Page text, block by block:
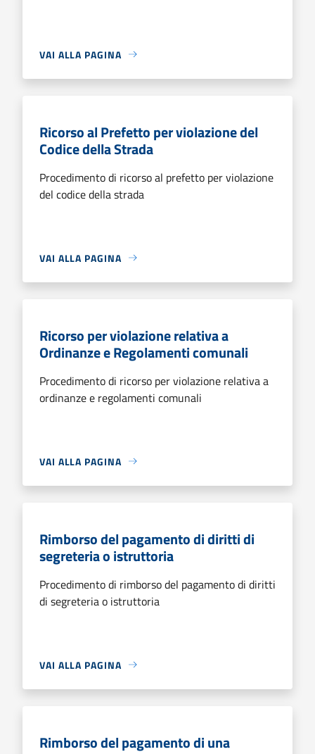
VAI ALLA PAGINA
Ricorso al Prefetto per violazione del
Codice della Strada
Procedimento di ricorso al prefetto per violazione
del codice della strada
VAI ALLA PAGINA
Ricorso per violazione relativa a
Ordinanze e Regolamenti comunali
Procedimento di ricorso per violazione relativa a
ordinanze e regolamenti comunali
VAI ALLA PAGINA
Rimborso del pagamento di diritti di
segreteria o istruttoria
Procedimento di rimborso del pagamento di diritti
di segreteria o istruttoria
VAI ALLA PAGINA
Rimborso del pagamento di una